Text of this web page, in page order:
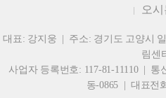
오시
대표: 강지웅 | 주소: 경기도 고양시
림센
사업자 등록번호: 117-81-11110 | 통
동-0865 | 대표전